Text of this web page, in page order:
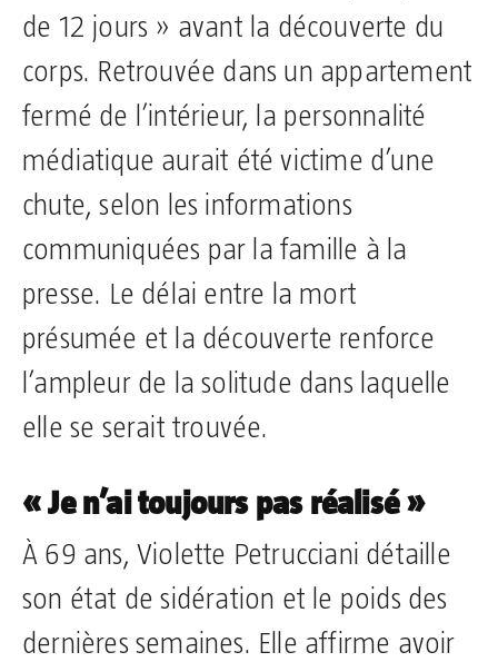
de 12 jours » avant la découverte du
corps. Retrouvée dans un appartement
fermé de l’intérieur, la personnalité
médiatique aurait été victime d’une
chute, selon les informations
communiquées par la famille à la
presse. Le délai entre la mort
présumée et la découverte renforce
l’ampleur de la solitude dans laquelle
elle se serait trouvée.
« Je n’ai toujours pas réalisé »
À 69 ans, Violette Petrucciani détaille
son état de sidération et le poids des
dernières semaines. Elle affirme avoir